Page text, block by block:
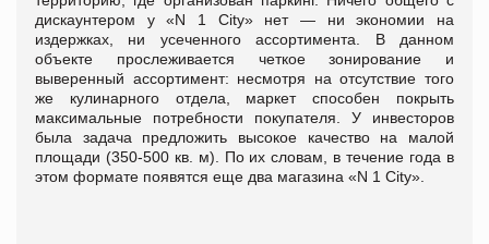
дискаунтером у «N 1 City» нет — ни экономии на
издержках, ни усеченного ассортимента. В данном
объекте прослеживается четкое зонирование и
выверенный ассортимент: несмотря на отсутствие того
же кулинарного отдела, маркет способен покрыть
максимальные потребности покупателя. У инвесторов
была задача предложить высокое качество на малой
площади (350-500 кв. м). По их словам, в течение года в
этом формате появятся еще два магазина «N 1 City».